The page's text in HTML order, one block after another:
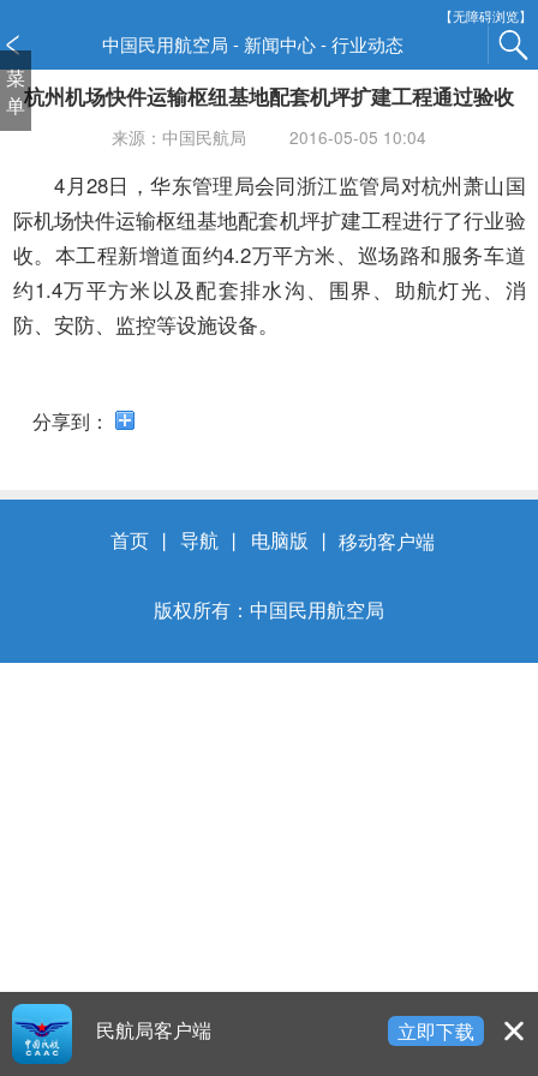
【无障碍浏览】
中国民用航空局 - 新闻中心 - 行业动态
菜
单杭州机场快件运输枢纽基地配套机坪扩建工程通过验收
来源：中国民航局 2016-05-05 10:04
4月28日，华东管理局会同浙江监管局对杭州萧山国
际机场快件运输枢纽基地配套机坪扩建工程进行了行业验
收。本工程新增道面约4.2万平方米、巡场路和服务车道
约1.4万平方米以及配套排水沟、围界、助航灯光、消
防、安防、监控等设施设备。
分享到：
首页 丨 导航 丨 电脑版 丨 移动客户端
版权所有：中国民用航空局
民航局客户端 立即下载
窗
口
打
开
碍
说
明
页
面,
按